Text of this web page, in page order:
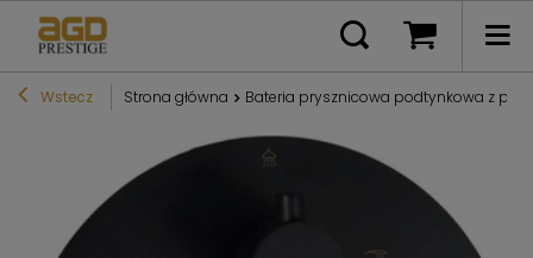
Wstecz Strona główna Bateria prysznicowa podtynkowa z